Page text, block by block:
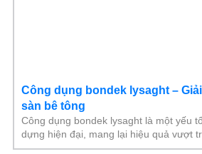
Công dụng bondek lysaght –
sàn bê tông
Công dụng bondek lysaght là một yếu
dựng hiện đại, mang lại hiệu quả vượt
trình. Từ việc thay thế ván